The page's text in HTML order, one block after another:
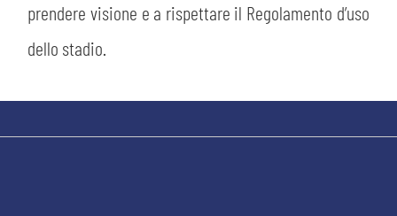
prendere visione e a rispettare il Regolamento d’uso
dello stadio.